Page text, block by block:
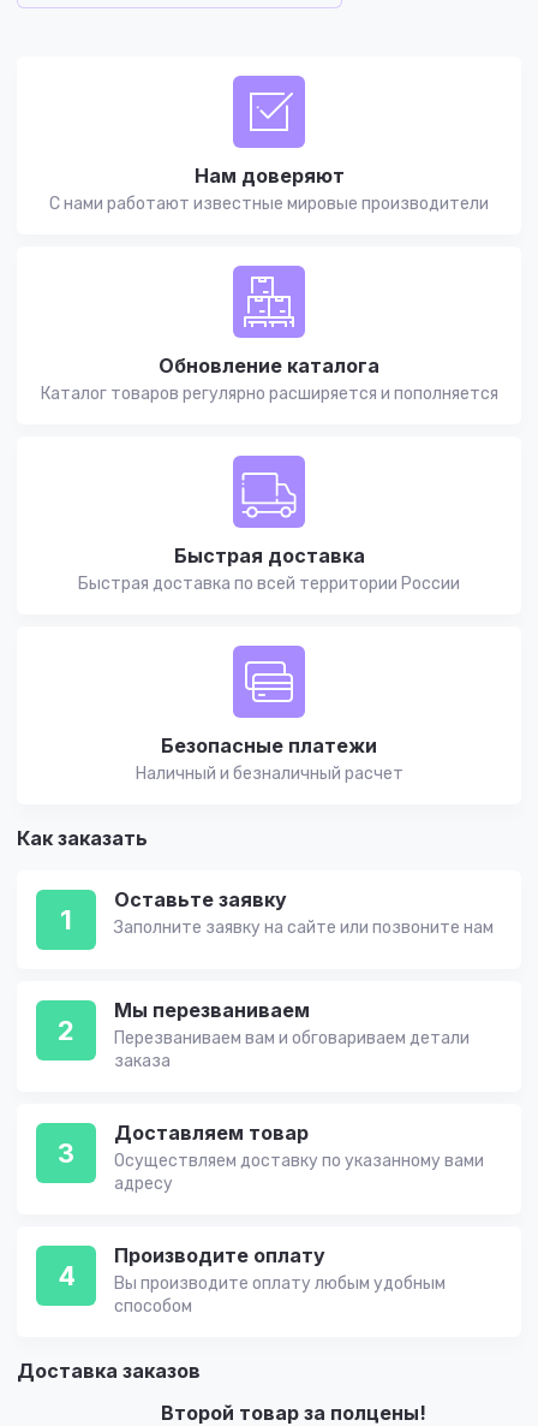
Нам доверяют
С нами работают известные мировые производители
Обновление каталога
Каталог товаров регулярно расширяется и пополняется
Быстрая доставка
Быстрая доставка по всей территории России
Безопасные платежи
Наличный и безналичный расчет
Как заказать
1
Оставьте заявку
Заполните заявку на сайте или позвоните нам
2
Мы перезваниваем
Перезваниваем вам и обговариваем детали
заказа
3
Доставляем товар
Осуществляем доставку по указанному вами
адресу
4
Производите оплату
Вы производите оплату любым удобным
способом
Доставка заказов
Второй товар за полцены!